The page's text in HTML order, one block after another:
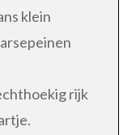
klein
rijk